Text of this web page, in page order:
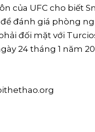
của UFC cho biết
đánh giá phòng
đối mặt với
24 tháng 1 năm